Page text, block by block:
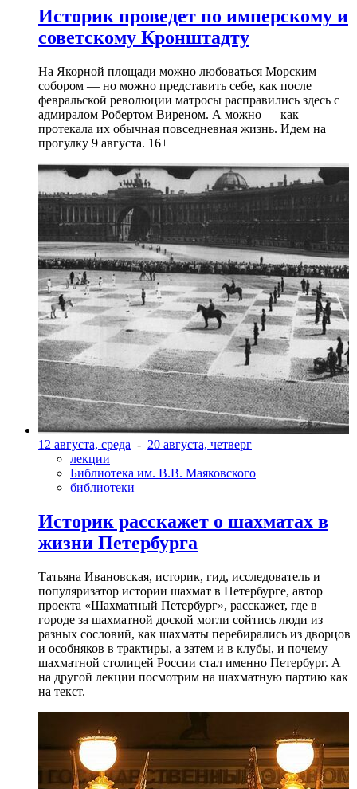
Историк проведет по имперскому и
советскому Кронштадту
На Якорной площади можно любоваться Морским
собором — но можно представить себе, как после
февральской революции матросы расправились здесь с
адмиралом Робертом Виреном. А можно — как
протекала их обычная повседневная жизнь. Идем на
прогулку 9 августа. 16+
12 августа, среда - 20 августа, четверг
лекции
Библиотека им. В.В. Маяковского
библиотеки
Историк расскажет о шахматах в
жизни Петербурга
Татьяна Ивановская, историк, гид, исследователь и
популяризатор истории шахмат в Петербурге, автор
проекта «Шахматный Петербург», расскажет, где в
городе за шахматной доской могли сойтись люди из
разных сословий, как шахматы перебирались из дворцов
и особняков в трактиры, а затем и в клубы, и почему
шахматной столицей России стал именно Петербург. А
на другой лекции посмотрим на шахматную партию как
на текст.